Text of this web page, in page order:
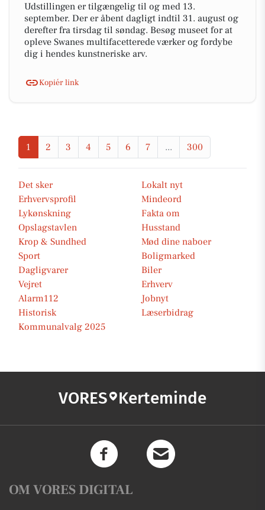
Udstillingen er tilgængelig til og med 13.
september. Der er åbent dagligt indtil 31. august og
derefter fra tirsdag til søndag. Besøg museet for at
opleve Swanes multifacetterede værker og fordybe
dig i hendes kunstneriske arv.
Kopiér link
1 2 3 4 5 6 7 ... 300
Det sker
Lokalt nyt
Erhvervsprofil
Mindeord
Lykønskning
Fakta om
Opslagstavlen
Husstand
Krop & Sundhed
Mød dine naboer
Sport
Boligmarked
Dagligvarer
Biler
Vejret
Erhverv
Alarm112
Jobnyt
Historisk
Læserbidrag
Kommunalvalg 2025
VORES Kerteminde
OM VORES DIGITAL